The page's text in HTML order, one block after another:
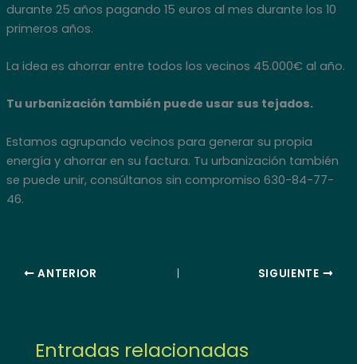
durante 25 años pagando 15 euros al mes durante los 10
primeros años.
La idea es ahorrar entre todos los vecinos 45.000€ al año.
Tu urbanización también puede usar sus tejados.
Estamos agrupando vecinos para generar su propia
energía y ahorrar en su factura. Tu urbanización también
se puede unir, consúltanos sin compromiso 630-84-77-
46.
ANTERIOR SIGUIENTE
Entradas relacionadas